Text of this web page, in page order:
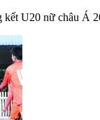
U20 nữ châu Á